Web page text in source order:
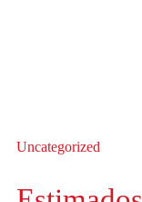
Uncategorized